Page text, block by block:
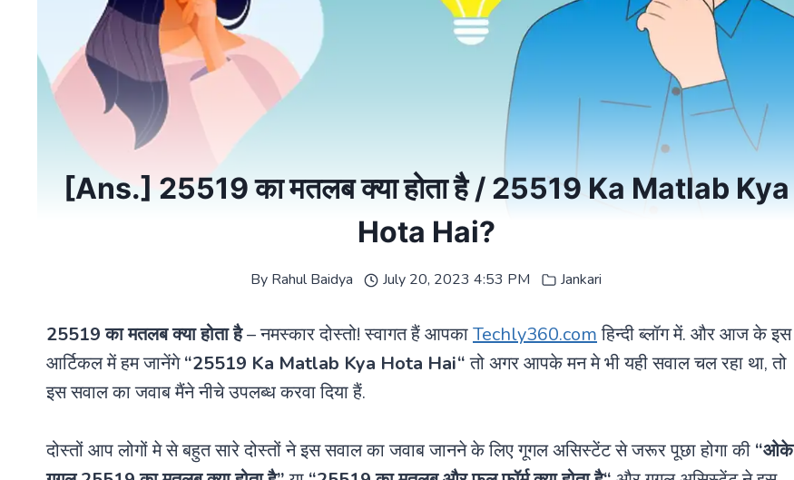
[Ans.] 25519 का मतलब क्या होता है / 25519 Ka Matlab Kya
Hota Hai?
By Rahul Baidya July 20, 2023 4:53 PM Jankari
25519 का मतलब क्या होता है– नमस्कार दोस्तो! स्वागत हैं आपकाTechly360.comहिन्दी ब्लॉग में. और आज के इस
आर्टिकल में हम जानेंगे“25519 Ka Matlab Kya Hota Hai“तो अगर आपके मन मे भी यही सवाल चल रहा था, तो
इस सवाल का जवाब मैंने नीचे उपलब्ध करवा दिया हैं.
दोस्तों आप लोगों मे से बहुत सारे दोस्तों ने इस सवाल का जवाब जानने के लिए गूगल असिस्टेंट से जरूर पूछा होगा की “ओके